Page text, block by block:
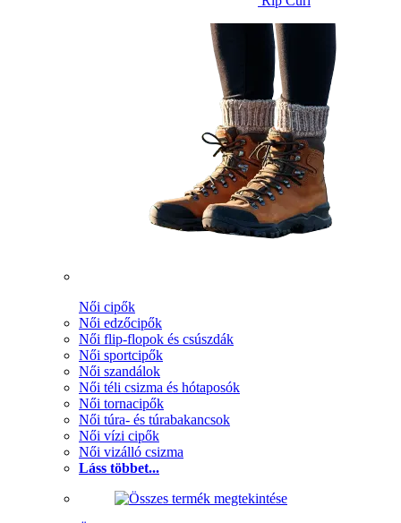
Női cipők
Női edzőcipők
Női flip-flopok és csúszdák
Női sportcipők
Női szandálok
Női téli csizma és hótaposók
Női tornacipők
Női túra- és túrabakancsok
Női vízi cipők
Női vizálló csizma
Láss többet...